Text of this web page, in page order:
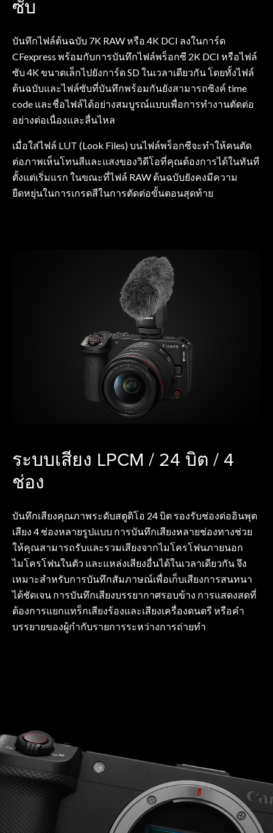
ซับ
บันทึกไฟล์ต้นฉบับ 7K RAW หรือ 4K DCI ลงในการ์ด
CFexpress พร้อมกับการบันทึกไฟล์พร็อกซี 2K DCI หรือไฟล์
ซับ 4K ขนาดเล็กไปยังการ์ด SD ในเวลาเดียวกัน โดยทั้งไฟล์
ต้นฉบับและไฟล์ซับที่บันทึกพร้อมกันยังสามารถซิงค์ time
code และชื่อไฟล์ได้อย่างสมบูรณ์แบบเพื่อการทำงานตัดต่อ
อย่างต่อเนื่องและลื่นไหล
เมื่อใส่ไฟล์ LUT (Look Files) บนไฟล์พร็อกซีจะทำให้คนตัด
ต่อภาพเห็นโทนสีและแสงของวิดีโอที่คุณต้องการได้ในทันที
ตั้งแต่เริ่มแรก ในขณะที่ไฟล์ RAW ต้นฉบับยังคงมีความ
ยืดหยุ่นในการเกรดสีในการตัดต่อขั้นตอนสุดท้าย
ระบบเสียง LPCM / 24 บิต / 4
ช่อง
บันทึกเสียงคุณภาพระดับสตูดิโอ 24 บิต รองรับช่องต่ออินพุต
เสียง 4 ช่องหลายรูปแบบ การบันทึกเสียงหลายช่องทางช่วย
ให้คุณสามารถรับและรวมเสียงจากไมโครโฟนภายนอก
ไมโครโฟนในตัว และแหล่งเสียงอื่นได้ในเวลาเดียวกัน จึง
เหมาะสำหรับการบันทึกสัมภาษณ์เพื่อเก็บเสียงการสนทนา
ได้ชัดเจน การบันทึกเสียงบรรยากาศรอบข้าง การแสดงสดที่
ต้องการแยกแทร็กเสียงร้องและเสียงเครื่องดนตรี หรือคำ
บรรยายของผู้กำกับรายการระหว่างการถ่ายทำ